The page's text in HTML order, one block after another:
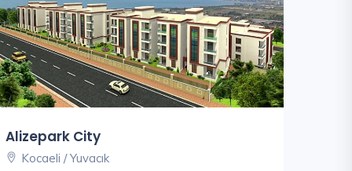
Alizepark City
Kocaeli / Yuvacık